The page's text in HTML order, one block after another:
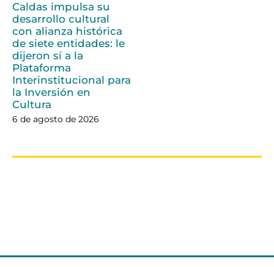
Caldas impulsa su
desarrollo cultural
con alianza histórica
de siete entidades: le
dijeron sí a la
Plataforma
Interinstitucional para
la Inversión en
Cultura
6 de agosto de 2026